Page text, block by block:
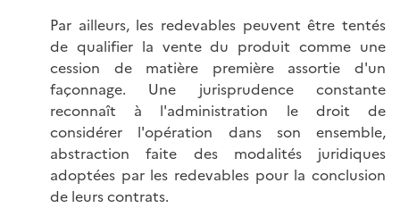
Par ailleurs, les redevables peuvent être tentés
de qualifier la vente du produit comme une
cession de matière première assortie d'un
façonnage. Une jurisprudence constante
reconnaît à l'administration le droit de
considérer l'opération dans son ensemble,
abstraction faite des modalités juridiques
adoptées par les redevables pour la conclusion
de leurs contrats.